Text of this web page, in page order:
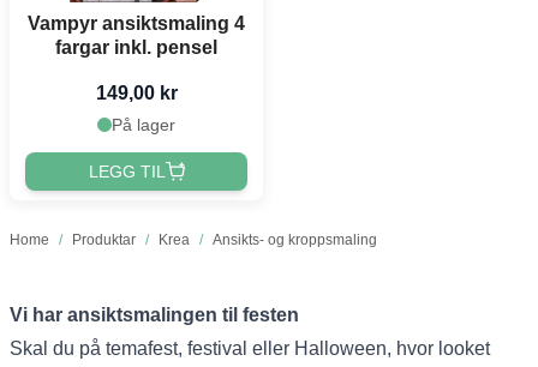
Home / Produktar / Krea / Ansikts- og kroppsmaling
Vampyr ansiktsmaling 4
fargar inkl. pensel
149,00 kr
På lager
LEGG TIL
Vi har ansiktsmalingen til festen
Skal du på temafest, festival eller Halloween, hvor looket